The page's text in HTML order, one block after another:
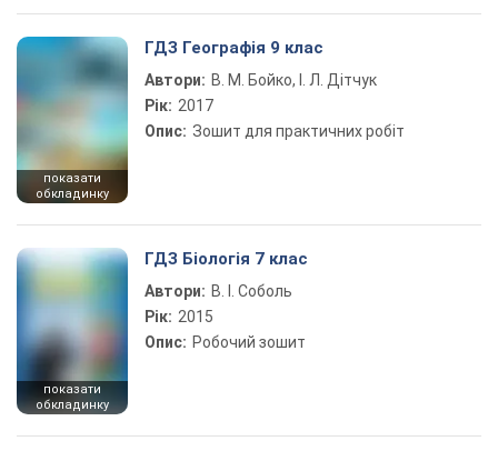
показати
обкладинку
ГДЗ Географія 9 клас
Автори: В. М. Бойко, І. Л. Дітчук
Рік: 2017
Опис: Зошит для практичних робіт
показати
обкладинку
ГДЗ Біологія 7 клас
Автори: В. І. Соболь
Рік: 2015
Опис: Робочий зошит